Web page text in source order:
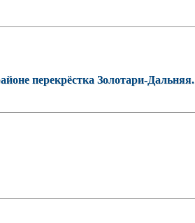
перекрёстка Золотари-Дальняя.